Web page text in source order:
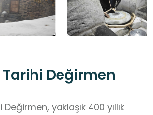
Değirmen
yaklaşık 400 yıllık